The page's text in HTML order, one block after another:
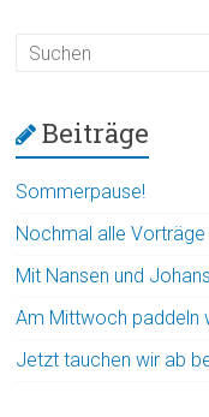
Beiträge
Sommerpause!
Nochmal alle Vorträge
Mit Nansen und
Am Mittwoch paddeln
Jetzt tauchen wir ab